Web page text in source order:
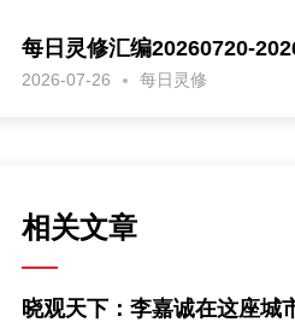
每日灵修汇编20260720-
2026-07-26 每日灵修
相关文章
晓观天下：李嘉诚在这座城